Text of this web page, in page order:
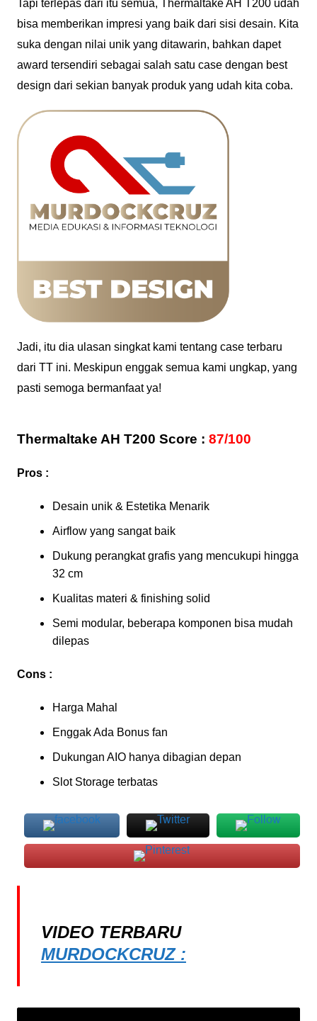
Tapi terlepas dari itu semua, Thermaltake AH T200 udah
bisa memberikan impresi yang baik dari sisi desain. Kita
suka dengan nilai unik yang ditawarin, bahkan dapet
award tersendiri sebagai salah satu case dengan best
design dari sekian banyak produk yang udah kita coba.
Jadi, itu dia ulasan singkat kami tentang case terbaru
dari TT ini. Meskipun enggak semua kami ungkap, yang
pasti semoga bermanfaat ya!
Thermaltake AH T200 Score : 87/100
Pros :
Desain unik & Estetika Menarik
Airflow yang sangat baik
Dukung perangkat grafis yang mencukupi hingga
32 cm
Kualitas materi & finishing solid
Semi modular, beberapa komponen bisa mudah
dilepas
Cons :
Harga Mahal
Enggak Ada Bonus fan
Dukungan AIO hanya dibagian depan
Slot Storage terbatas
VIDEO TERBARU
MURDOCKCRUZ :